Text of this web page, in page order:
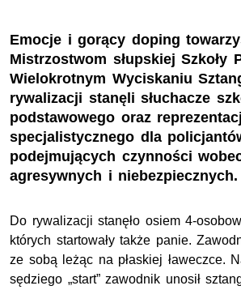
Emocje i gorący doping
Mistrzostwom słupskiej Szkoły
Wielokrotnym Wyciskaniu
rywalizacji stanęli słuchacze
podstawowego oraz
specjalistycznego dla
podejmujących czynności
agresywnych i niebezpiecznych.
Do rywalizacji stanęło osiem 4-
których startowały także panie.
ze sobą leżąc na płaskiej ławeczce.
sędziego „start” zawodnik unosił